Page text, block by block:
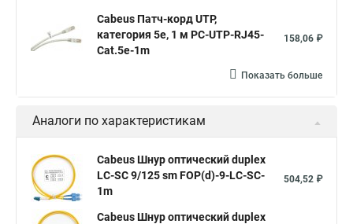
Cabeus Патч-корд UTP,
категория 5e, 1 м PC-UTP-RJ45-
Cat.5e-1m
158,06 ₽
Показать больше
Аналоги по характеристикам
Cabeus Шнур оптический duplex
LC-SC 9/125 sm FOP(d)-9-LC-SC-
1m
504,52 ₽
Cabeus Шнур оптический duplex